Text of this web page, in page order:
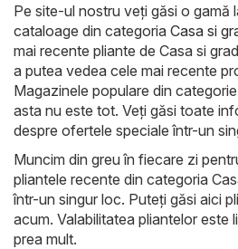
Pe site-ul nostru veți găsi o gamă
cataloage din categoria Casa si
mai recente pliante de Casa si
a putea vedea cele mai recente
Magazinele populare din
asta nu este tot. Veți găsi toate
despre ofertele speciale într-un
Muncim din greu în fiecare zi
pliantele recente din categoria
într-un singur loc. Puteți găsi aici
acum. Valabilitatea pliantelor este
prea mult.